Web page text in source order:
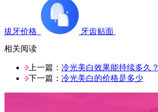
拔牙价格
牙齿贴面
相关阅读
上一篇： 冷光美白效果能持续多久？
下一篇： 冷光美白的价格是多少